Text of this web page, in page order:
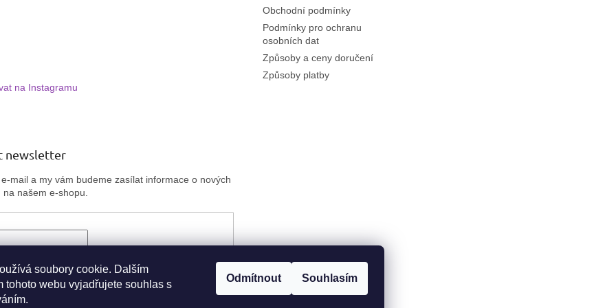
soubory cookie. Dalším
tohoto webu vyjadřujete souhlas s
Odmítnout Souhlasím
na Instagramu
Obchodní podmínky
Podmínky pro ochranu
osobních dat
Způsoby a ceny doručení
Způsoby platby
newsletter
mail a my vám budeme zasílat informace o nových
našem e-shopu.
údajů
SE